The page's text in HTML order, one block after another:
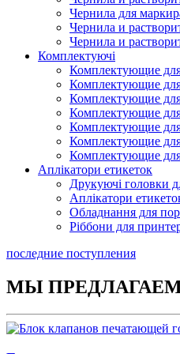
Каплеструйный принтер
Подробнее
Чернила для
Чернила и
Чернила и
Комплектуючі
Комплектующие
Комплектующие
Комплектующие
Комплектующие
Комплектующие
Комплектующие
Комплектующие
Аплікатори етикеток
Друкуючі головки
Аплікатори
Обладнання для
Ріббони для
последние поступления
МЫ